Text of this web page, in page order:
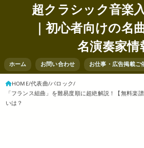
超クラシック音楽
｜初心者向けの名
名演奏家情
ホーム お問い合わせ お仕事・広告掲載ご
HOME 代表曲 バロック
「フランス組曲」を難易度順に超絶解説！【無料楽
いは？